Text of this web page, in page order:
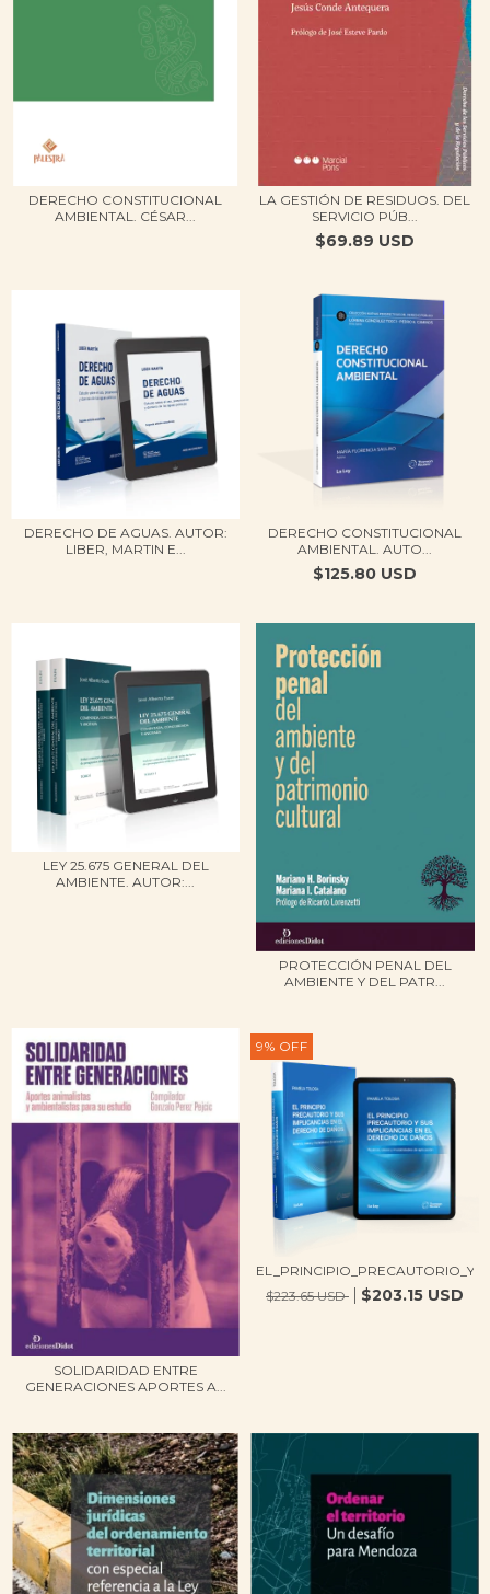
DERECHO CONSTITUCIONAL
AMBIENTAL. CÉSAR...
LA GESTIÓN DE RESIDUOS. DEL
SERVICIO PÚB...
$69.89 USD
DERECHO DE AGUAS. AUTOR:
LIBER, MARTIN E...
DERECHO CONSTITUCIONAL
AMBIENTAL​​. AUTO...
$125.80 USD
LEY 25.675 GENERAL DEL
AMBIENTE. AUTOR:...
PROTECCIÓN PENAL DEL
AMBIENTE Y DEL PATR...
SOLIDARIDAD ENTRE
GENERACIONES APORTES A...
9% OFF
$223.65 USD
$203.15 USD